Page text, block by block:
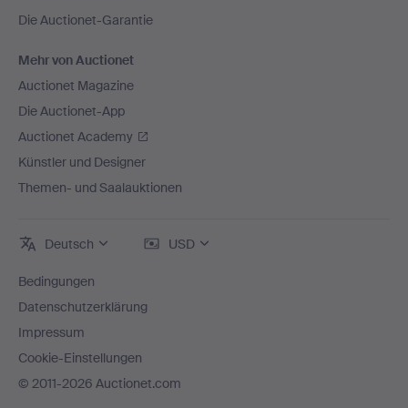
Die Auctionet-Garantie
Mehr von Auctionet
Auctionet Magazine
Die Auctionet-App
Auctionet Academy
Künstler und Designer
Themen- und Saalauktionen
Deutsch USD
Bedingungen
Datenschutzerklärung
Impressum
Cookie-Einstellungen
© 2011-2026 Auctionet.com